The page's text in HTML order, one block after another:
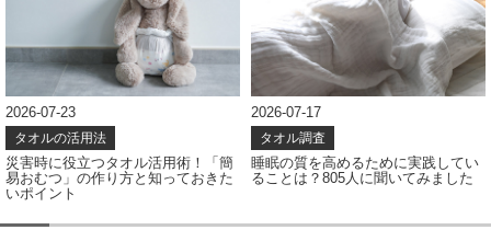
2026-07-23
タオルの活用法
災害時に役立つタオル活用術！「簡
易おむつ」の作り方と知っておきた
いポイント
2026-07-17
タオル調査
睡眠の質を高めるために実践してい
ることは？805人に聞いてみました